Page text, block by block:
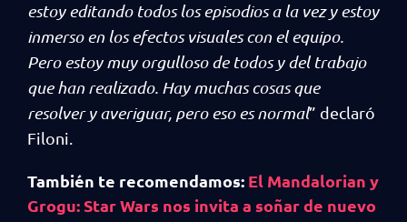
estoy editando todos los episodios a la vez y estoy
inmerso en los efectos visuales con el equipo.
Pero estoy muy orgulloso de todos y del trabajo
que han realizado. Hay muchas cosas que
resolver y averiguar, pero eso es normal” declaró
Filoni.
También te recomendamos: El Mandalorian y
Grogu: Star Wars nos invita a soñar de nuevo